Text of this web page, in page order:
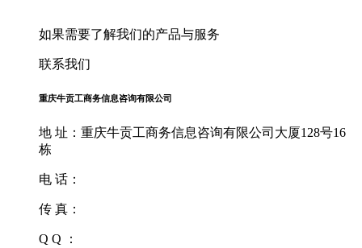
如果需要了解我们的产品与服务
联系我们
重庆牛贡工商务信息咨询有限公司
地 址：重庆牛贡工商务信息咨询有限公司大厦128号16
栋
电 话：
传 真：
Q Q ：